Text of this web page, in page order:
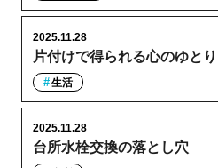
片付けで得られる心のゆとり
2025.11.28
生活
台所水栓交換の落とし穴
2025.11.28